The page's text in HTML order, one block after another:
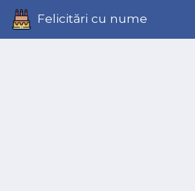
Felicitări cu nume